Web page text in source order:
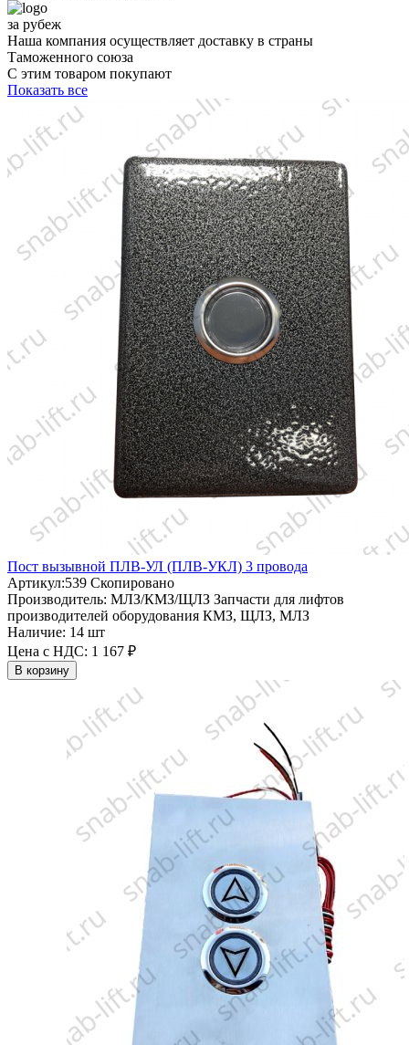
за рубеж
Наша компания осуществляет доставку в страны
Таможенного союза
С этим товаром покупают
Показать все
Пост вызывной ПЛВ-УЛ (ПЛВ-УКЛ) 3 провода
Артикул:539 Скопировано
Производитель: МЛЗ/КМЗ/ЩЛЗ Запчасти для лифтов
производителей оборудования КМЗ, ЩЛЗ, МЛЗ
Наличие: 14 шт
Цена с НДС: 1 167 ₽
В корзину